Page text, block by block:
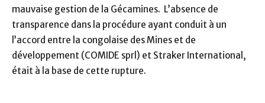
mauvaise gestion de la Gécamines. L’absence de
transparence dans la procédure ayant conduit à un
l’accord entre la congolaise des Mines et de
développement (COMIDE sprl) et Straker International,
était à la base de cette rupture.